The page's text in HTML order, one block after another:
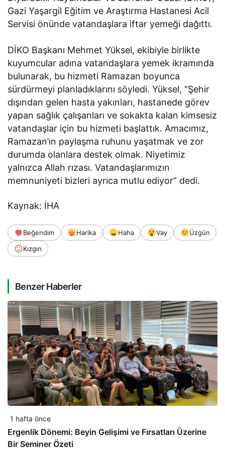
Gazi Yaşargil Eğitim ve Araştırma Hastanesi Acil
Servisi önünde vatandaşlara iftar yemeği dağıttı.
DİKO Başkanı Mehmet Yüksel, ekibiyle birlikte
kuyumcular adına vatandaşlara yemek ikramında
bulunarak, bu hizmeti Ramazan boyunca
sürdürmeyi planladıklarını söyledi. Yüksel, “Şehir
dışından gelen hasta yakınları, hastanede görev
yapan sağlık çalışanları ve sokakta kalan kimsesiz
vatandaşlar için bu hizmeti başlattık. Amacımız,
Ramazan’ın paylaşma ruhunu yaşatmak ve zor
durumda olanlara destek olmak. Niyetimiz
yalnızca Allah rızası. Vatandaşlarımızın
memnuniyeti bizleri ayrıca mutlu ediyor” dedi.
Kaynak: İHA
Beğendim Harika Haha Vay
Üzgün
Kızgın
Benzer Haberler
1 hafta önce
Ergenlik Dönemi: Beyin Gelişimi ve Fırsatları Üzerine
Bir Seminer Özeti